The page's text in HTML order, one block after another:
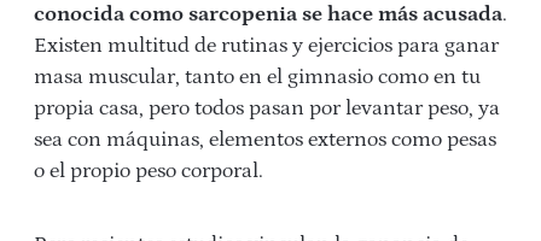
conocida como sarcopenia se hace más acusada.
Existen multitud de rutinas y ejercicios para ganar
masa muscular, tanto en el gimnasio como en tu
propia casa, pero todos pasan por levantar peso, ya
sea con máquinas, elementos externos como pesas
o el propio peso corporal.